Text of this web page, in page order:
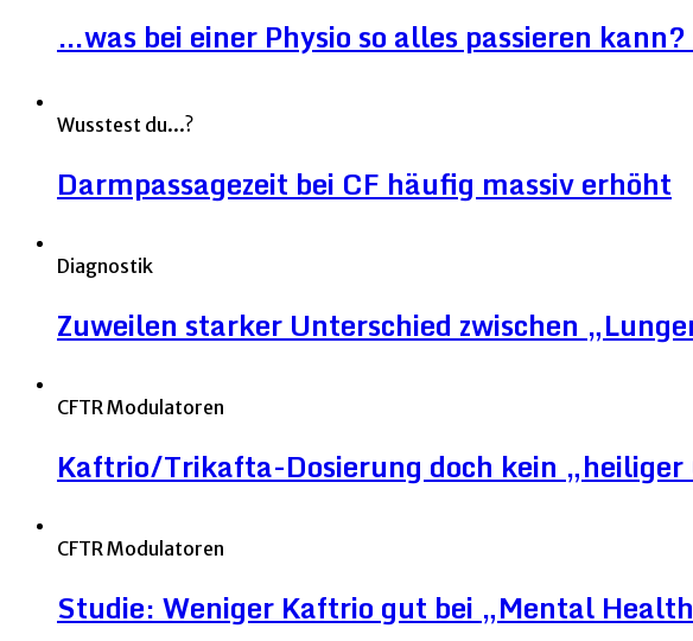
…was bei einer Physio so alles passieren
Wusstest du...?
Darmpassagezeit bei CF häufig massiv erhöht
Diagnostik
Zuweilen starker Unterschied zwischen
CFTR Modulatoren
Kaftrio/Trikafta-Dosierung doch kein
CFTR Modulatoren
Studie: Weniger Kaftrio gut bei „Mental